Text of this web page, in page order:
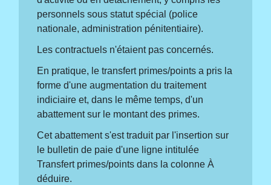
personnels sous statut spécial (police
nationale, administration pénitentiaire).
Les contractuels n'étaient pas concernés.
En pratique, le transfert primes/points a pris la
forme d'une augmentation du traitement
indiciaire et, dans le même temps, d'un
abattement sur le montant des primes.
Cet abattement s'est traduit par l'insertion sur
le bulletin de paie d'une ligne intitulée
Transfert primes/points dans la colonne À
déduire.